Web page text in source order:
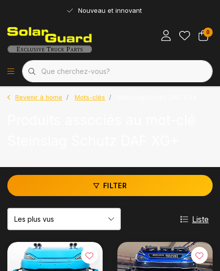
Nouveau et innovant
0
Revenir à home Mots-clés
FILTER
Liste